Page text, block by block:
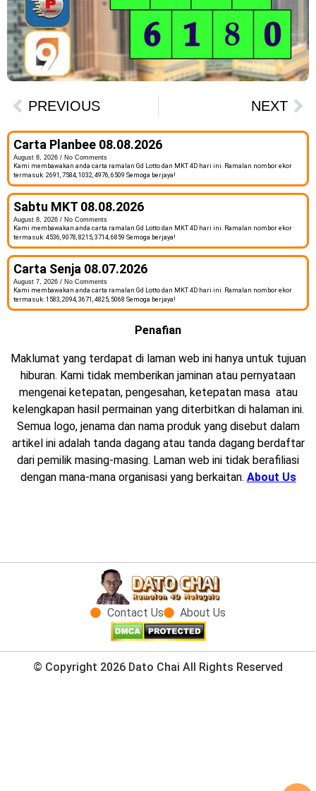
PREVIOUS NEXT
Carta Planbee 08.08.2026
August 8, 2026
No Comments
Kami membawakan anda carta ramalan Gd Lotto dan MKT 4D hari ini. Ramalan nombor ekor
termasuk: 2691, 7584, 1032, 4976, 6509 Semoga berjaya!
Sabtu MKT 08.08.2026
August 8, 2026
No Comments
Kami membawakan anda carta ramalan Gd Lotto dan MKT 4D hari ini. Ramalan nombor ekor
termasuk: 4536, 9078, 8215, 3714, 6859 Semoga berjaya!
Carta Senja 08.07.2026
August 7, 2026
No Comments
Kami membawakan anda carta ramalan Gd Lotto dan MKT 4D hari ini. Ramalan nombor ekor
termasuk: 1583, 2094, 3671, 4825, 5068 Semoga berjaya!
Penafian
Maklumat yang terdapat di laman web ini hanya untuk tujuan
hiburan. Kami tidak memberikan jaminan atau pernyataan
mengenai ketepatan, pengesahan, ketepatan masa atau
kelengkapan hasil permainan yang diterbitkan di halaman ini.
Semua logo, jenama dan nama produk yang disebut dalam
artikel ini adalah tanda dagang atau tanda dagang berdaftar
dari pemilik masing-masing. Laman web ini tidak berafiliasi
dengan mana-mana organisasi yang berkaitan. About Us
Contact Us About Us
© Copyright 2026 Dato Chai All Rights Reserved